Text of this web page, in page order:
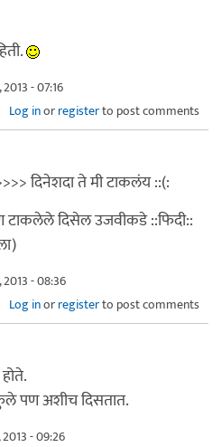
- 07:16
Log inorregisterto post comments
दिनेशदा ते मी टाकलंय ::(:
टाकलेले दिसेल उजवीकडे ::फिदी::
- 08:36
Log inorregisterto post comments
पण अशीच दिसतात.
- 09:26